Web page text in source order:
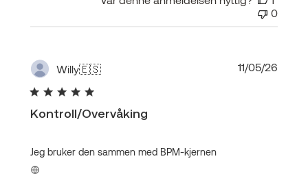
0
Willy🇪🇸
Kontroll/Overvåking
Jeg bruker den sammen med BPM-kjernen
11/05/26